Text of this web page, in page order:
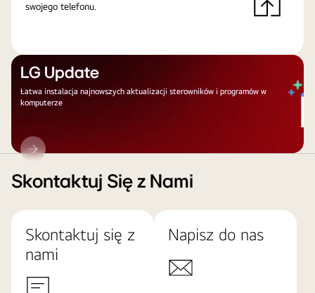
swojego telefonu.
LG Update
Łatwa instalacja najnowszych aktualizacji sterowników i programów w
komputerze
LG
Update
Skontaktuj Się z Nami
Skontaktuj się z
nami
Napisz do nas